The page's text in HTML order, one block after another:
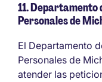
11. Departamento
Personales de
El Departamento
Personales de
atender las